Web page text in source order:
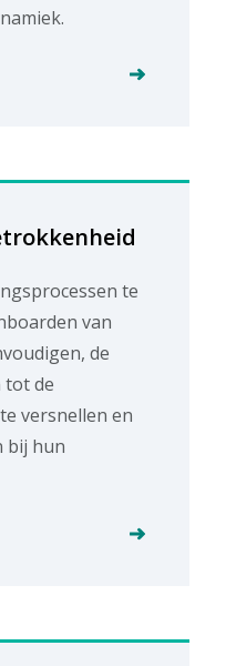
te
van
de
tot de
versnellen en
bij hun